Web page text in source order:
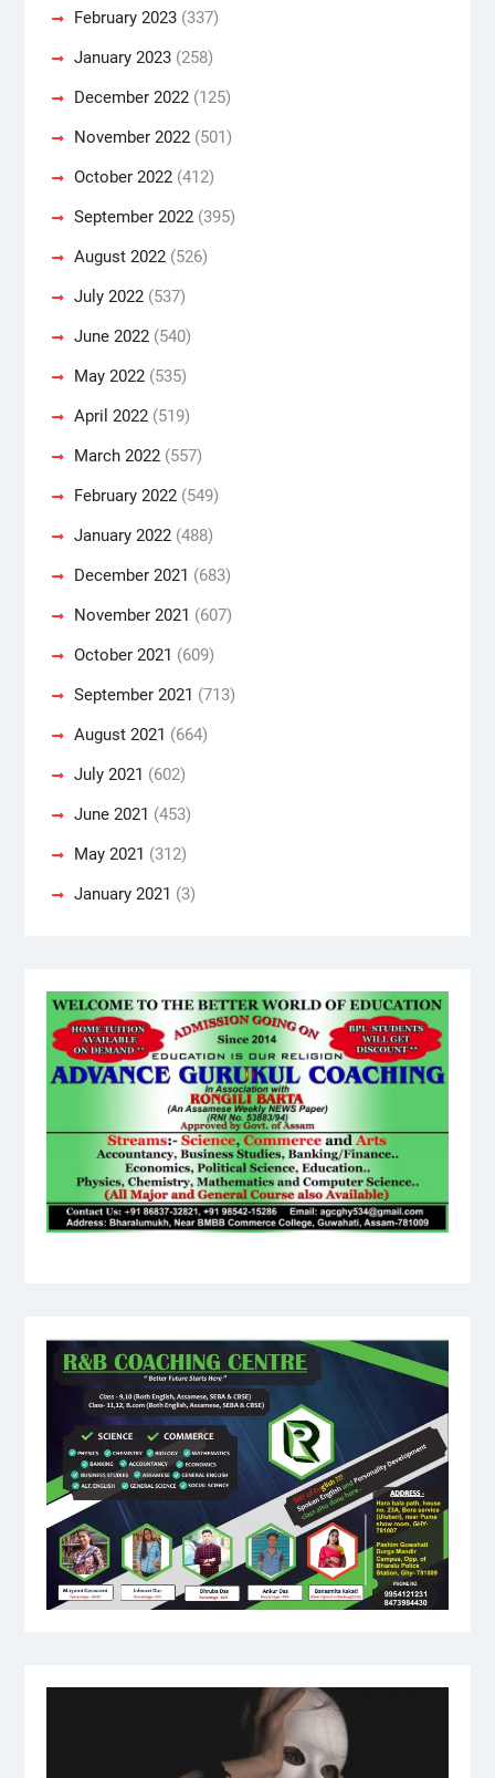
February 2023(337)
January 2023(258)
December 2022(125)
November 2022(501)
October 2022(412)
September 2022(395)
August 2022(526)
July 2022(537)
June 2022(540)
May 2022(535)
April 2022(519)
March 2022(557)
February 2022(549)
January 2022(488)
December 2021 (683)
November 2021 (607)
October 2021 (609)
September 2021 (713)
August 2021 (664)
July 2021 (602)
June 2021 (453)
May 2021 (312)
January 2021 (3)